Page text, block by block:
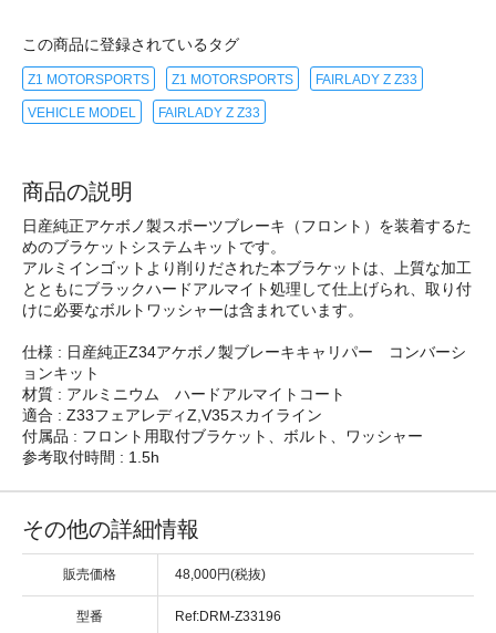
この商品に登録されているタグ
Z1 MOTORSPORTS Z1 MOTORSPORTS FAIRLADY Z Z33
VEHICLE MODEL FAIRLADY Z Z33
商品の説明
日産純正アケボノ製スポーツブレーキ（フロント）を装着するた
めのブラケットシステムキットです。
アルミインゴットより削りだされた本ブラケットは、上質な加工
とともにブラックハードアルマイト処理して仕上げられ、取り付
けに必要なボルトワッシャーは含まれています。
仕様 : 日産純正Z34アケボノ製ブレーキキャリパー コンバーシ
ョンキット
材質 : アルミニウム ハードアルマイトコート
適合 : Z33フェアレディZ,V35スカイライン
付属品 : フロント用取付ブラケット、ボルト、ワッシャー
参考取付時間 : 1.5h
その他の詳細情報
販売価格 48,000円(税抜)
型番 Ref:DRM-Z33196